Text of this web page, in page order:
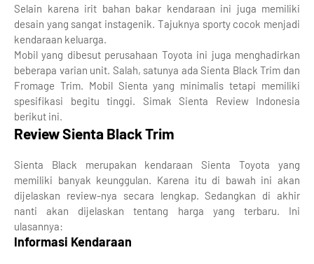
Selain karena irit bahan bakar kendaraan ini juga memiliki
desain yang sangat instagenik. Tajuknya sporty cocok menjadi
kendaraan keluarga.
Mobil yang dibesut perusahaan Toyota ini juga menghadirkan
beberapa varian unit. Salah, satunya ada Sienta Black Trim dan
Fromage Trim. Mobil Sienta yang minimalis tetapi memiliki
spesifikasi begitu tinggi. Simak Sienta Review Indonesia
berikut ini.
Review Sienta Black Trim
Sienta Black merupakan kendaraan Sienta Toyota yang
memiliki banyak keunggulan. Karena itu di bawah ini akan
dijelaskan review-nya secara lengkap. Sedangkan di akhir
nanti akan dijelaskan tentang harga yang terbaru. Ini
ulasannya:
Informasi Kendaraan